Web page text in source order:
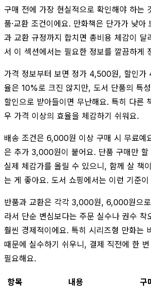
구매 전에 가장 현실적으로 확인해야 하는
품·교환 조건이에요. 만화책은 단가가 낮아
과 교환 규정까지 합치면 총비용 체감이 달
서 이 섹션에서는 필요한 정보를 깔끔하게
가격 정보부터 보면 정가 4,500원, 할인가
율은 10%로 크진 않지만, 도서 단품의 특
할인으로 받아들이면 무난해요. 특히 다른
우 가격 이상의 효율을 체감하기 쉬워요.
배송 조건은 6,000원 이상 구매 시 무료예
은 추가 3,000원이 붙어요. 단품 구매만 할
실제 체감가를 올릴 수 있으니, 함께 살 책
는 게 좋아요. 도서 쇼핑에서는 이런 기준
반품과 교환은 각각 3,000원, 6,000원으
라서 단순 변심보다는 주문 실수나 권수 착
훨씬 경제적이에요. 특히 시리즈형 만화는
때문에 실수하기 쉬우니, 결제 직전에 한
필요해요.
항목 내용
구